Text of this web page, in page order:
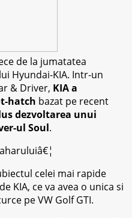
de la jumatatea
Hyundai-KIA. Intr-un
& Driver, KIA a
hatch bazat pe recent
dezvoltarea unui
ul Soul.
celei mai rapide
KIA, ce va avea o unica si
pe VW Golf GTI.